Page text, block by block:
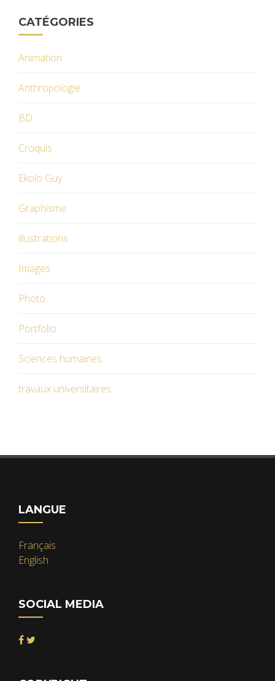
CATÉGORIES
Animation
Anthropologie
BD
Croquis
Ekolo Guy
Graphisme
illustrations
Images
Photo
Portfolio
Sciences humaines
travaux universitaires
LANGUE
Français
English
SOCIAL MEDIA